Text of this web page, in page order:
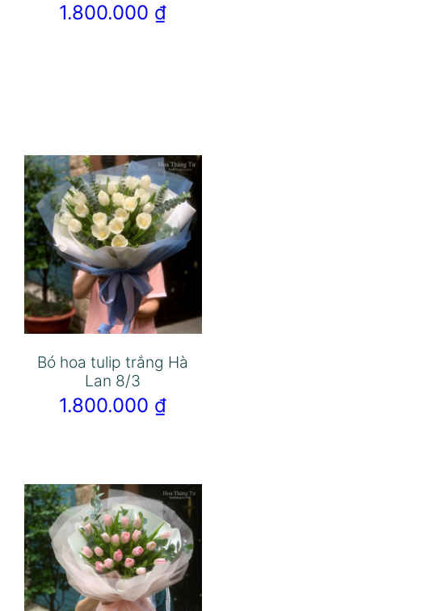
1.800.000 ₫
Bó hoa tulip trắng Hà
Lan 8/3
1.800.000 ₫